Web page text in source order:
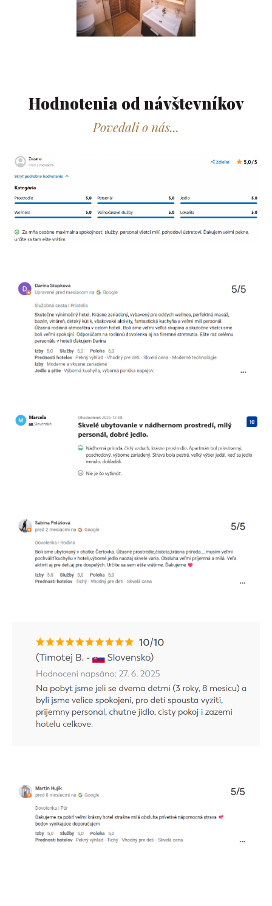
Hodnotenia od návštevníkov​
Povedali o nás...